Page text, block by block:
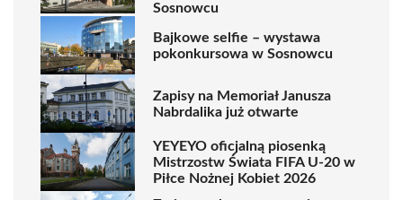
Sosnowcu
Bajkowe selfie – wystawa
pokonkursowa w Sosnowcu
Zapisy na Memoriał Janusza
Nabrdalika już otwarte
YEYEYO oficjalną piosenką
Mistrzostw Świata FIFA U-20 w
Piłce Nożnej Kobiet 2026